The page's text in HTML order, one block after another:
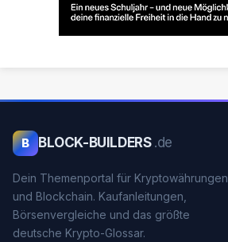
B BLOCK-BUILDERS .de
Dein Themenportal für Kryptowährungen
und Blockchain. Kaufanleitungen,
Börsenvergleiche und das größte
deutsche Krypto-Glossar.